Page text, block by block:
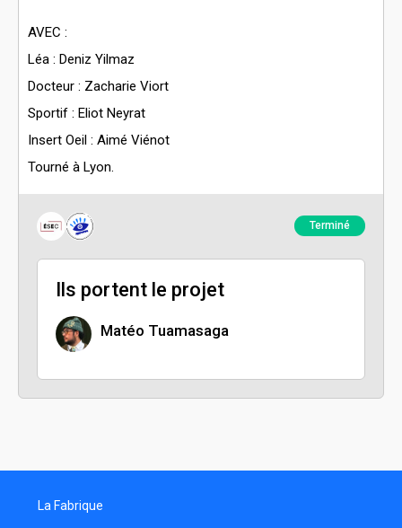
AVEC :
Léa : Deniz Yilmaz
Docteur : Zacharie Viort
Sportif : Eliot Neyrat
Insert Oeil : Aimé Viénot
Tourné à Lyon.
Terminé
Ils portent le projet
Matéo Tuamasaga
La Fabrique